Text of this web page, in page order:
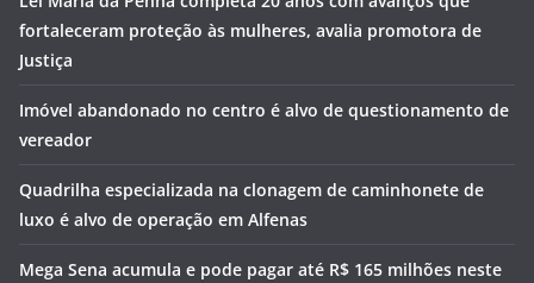
fortaleceram proteção às mulheres, avalia promotora de
Justiça
Imóvel abandonado no centro é alvo de questionamento de
vereador
Quadrilha especializada na clonagem de caminhonete de
luxo é alvo de operação em Alfenas
Mega Sena acumula e pode pagar até R$ 165 milhões neste